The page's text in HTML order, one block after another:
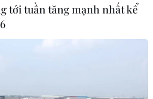
tới tuần tăng mạnh nhất kể